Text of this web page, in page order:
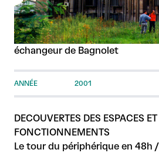
échangeur de Bagnolet
ANNÉE 2001
DECOUVERTES DES ESPACES ET
FONCTIONNEMENTS
Le tour du périphérique en 48h